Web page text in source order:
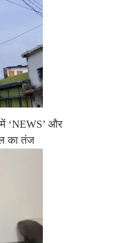
‘NEWS’ और
का तंज